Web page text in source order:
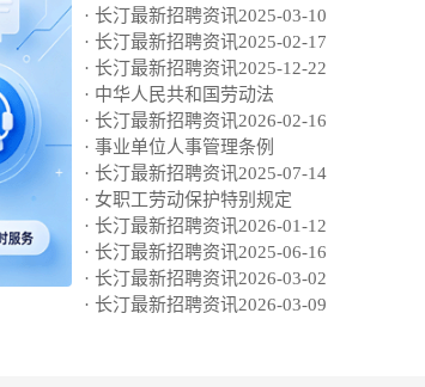
· 长汀最新招聘资讯2025-03-10
· 长汀最新招聘资讯2025-02-17
· 长汀最新招聘资讯2025-12-22
· 中华人民共和国劳动法
· 长汀最新招聘资讯2026-02-16
· 事业单位人事管理条例
· 长汀最新招聘资讯2025-07-14
· 女职工劳动保护特别规定
· 长汀最新招聘资讯2026-01-12
· 长汀最新招聘资讯2025-06-16
· 长汀最新招聘资讯2026-03-02
· 长汀最新招聘资讯2026-03-09